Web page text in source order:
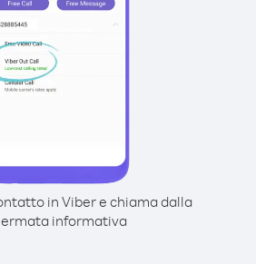
in Viber e chiama dalla
informativa